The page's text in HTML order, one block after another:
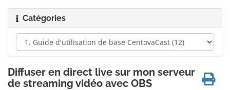
Catégories
Diffuser en direct live sur mon serveur
de streaming vidéo avec OBS